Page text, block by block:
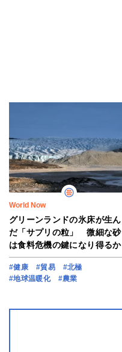
World Now
グリーンランドの氷床が生ん
だ「サプリの粒」 微細な砂
は食料危機の鍵になり得るか
#健康 #貿易
#北極
#地球温暖化
#農業